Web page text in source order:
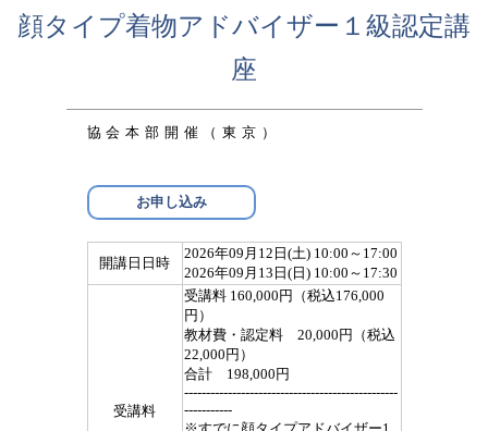
顔タイプ着物アドバイザー１級認定講
座
協会本部開催（東京）
お申し込み
開講日日時
2026年09月12日(土) 10:00～17:00
2026年09月13日(日) 10:00～17:30
受講料
受講料 160,000円（税込176,000
円）
教材費・認定料 20,000円（税込
22,000円）
合計 198,000円
-------------------------------------------------
-----------